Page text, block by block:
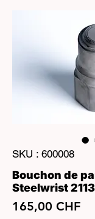
SKU : 600008
Bouchon de
Steelwrist
165,00 CHFPrix